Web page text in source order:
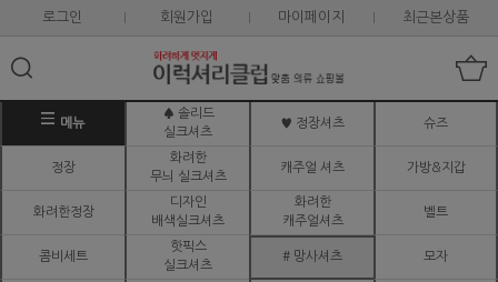
로그인 회원가입 마이페이지 최근본상품
메뉴
♠ 솔리드
실크셔츠
♥ 정장셔츠 슈즈
정장
화려한
무늬 실크셔츠
캐주얼 셔츠 가방&지갑
화려한정장
디자인
배색실크셔츠
화려한
캐주얼셔츠
벨트
콤비세트
핫픽스
실크셔츠
# 망사셔츠 모자